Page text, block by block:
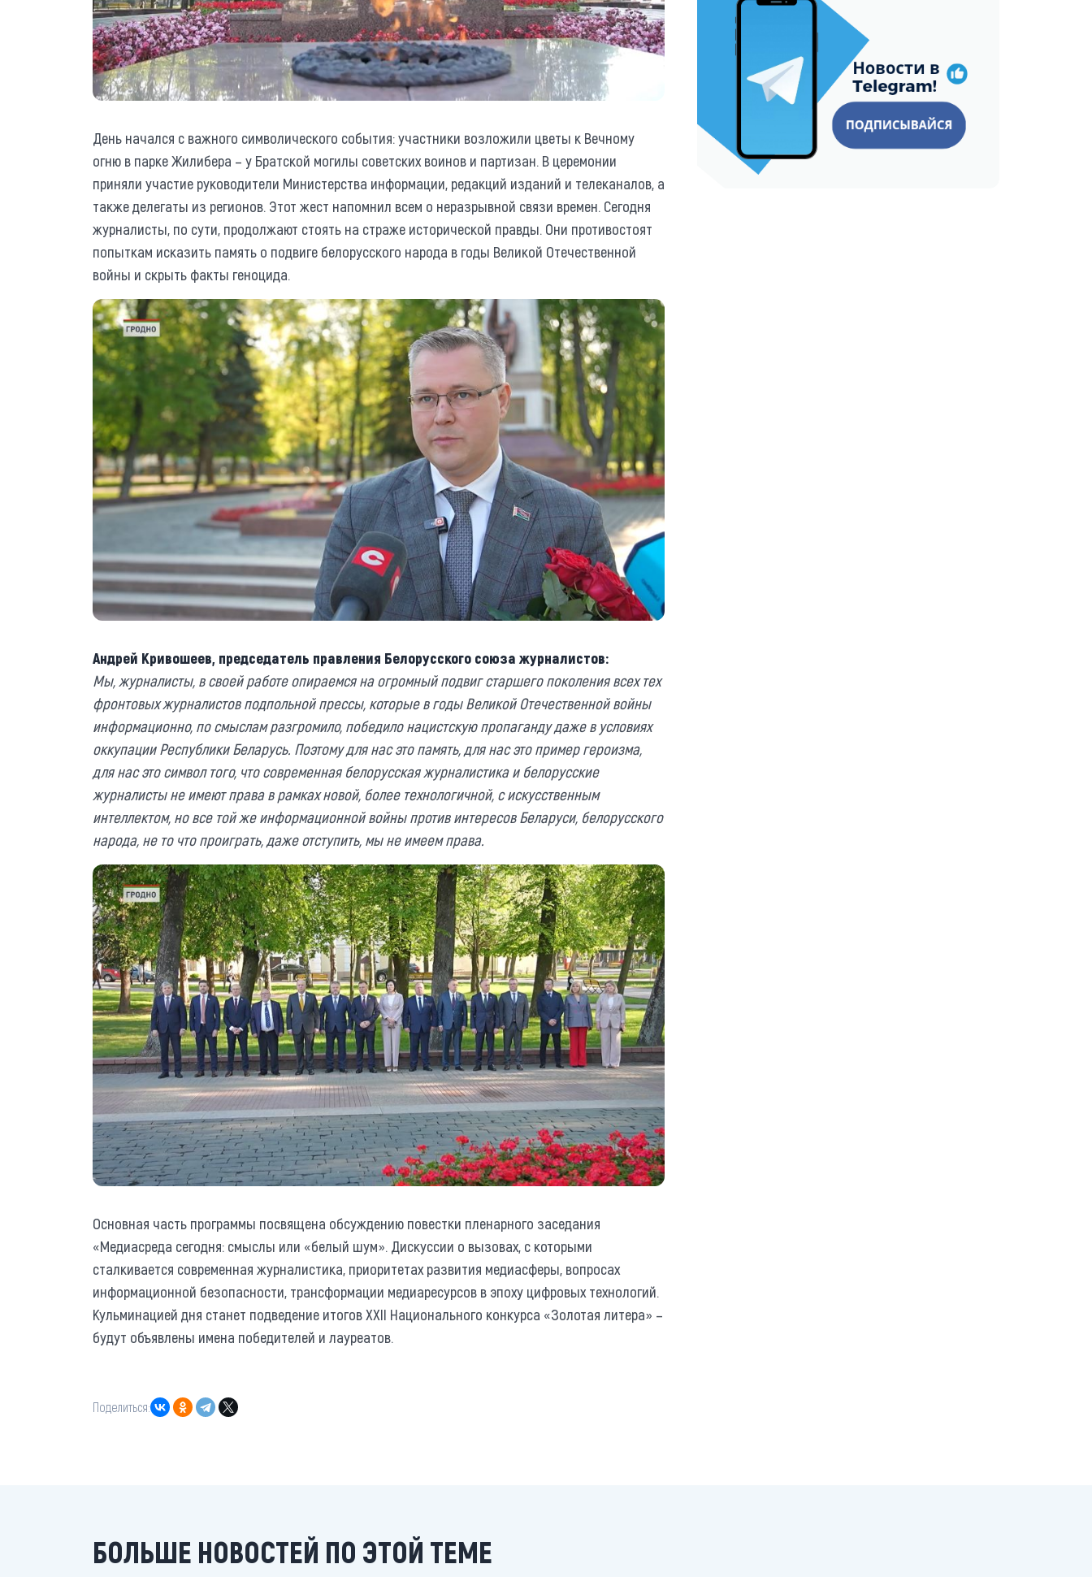
День начался с важного символического события: участники возложили цветы к Вечному
огню в парке Жилибера – у Братской могилы советских воинов и партизан. В церемонии
приняли участие руководители Министерства информации, редакций изданий и телеканалов, а
также делегаты из регионов. Этот жест напомнил всем о неразрывной связи времен. Сегодня
журналисты, по сути, продолжают стоять на страже исторической правды. Они противостоят
попыткам исказить память о подвиге белорусского народа в годы Великой Отечественной
войны и скрыть факты геноцида.
Андрей Кривошеев, председатель правления Белорусского союза журналистов:
Мы, журналисты, в своей работе опираемся на огромный подвиг старшего поколения всех тех
фронтовых журналистов подпольной прессы, которые в годы Великой Отечественной войны
информационно, по смыслам разгромило, победило нацистскую пропаганду даже в условиях
оккупации Республики Беларусь. Поэтому для нас это память, для нас это пример героизма,
для нас это символ того, что современная белорусская журналистика и белорусские
журналисты не имеют права в рамках новой, более технологичной, с искусственным
интеллектом, но все той же информационной войны против интересов Беларуси, белорусского
народа, не то что проиграть, даже отступить, мы не имеем права.
Основная часть программы посвящена обсуждению повестки пленарного заседания
«Медиасреда сегодня: смыслы или «белый шум». Дискуссии о вызовах, с которыми
сталкивается современная журналистика, приоритетах развития медиасферы, вопросах
информационной безопасности, трансформации медиаресурсов в эпоху цифровых технологий.
Кульминацией дня станет подведение итогов XXII Национального конкурса «Золотая литера» –
будут объявлены имена победителей и лауреатов.
Поделиться:
БОЛЬШЕ НОВОСТЕЙ ПО ЭТОЙ ТЕМЕ